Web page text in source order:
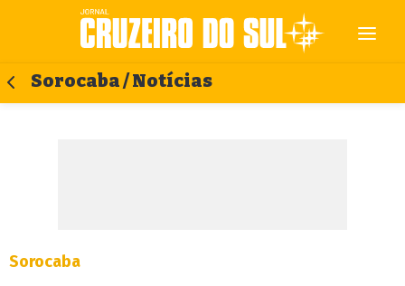
Sorocaba / Notícias
Sorocaba